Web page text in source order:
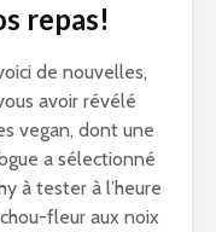
repas!
de nouvelles,
avoir révélé
vegan, dont une
a sélectionné
à tester à l’heure
fleur aux noix